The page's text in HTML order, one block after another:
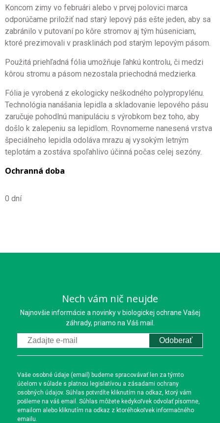
Koncom zimy vo februári alebo v prvej polovici marca
odporúčame priložiť nad starý lepový pás ešte jeden, aby sa
zabránilo v putovaní po kôre stromov aj tým húseniciam,
ktoré prezimovali v prasklinách pod starým lepovým pásom.
Použitá priehľadná fólia umožňuje ľahkú kontrolu, či medzi
kôrou stromu a pásom nezostala priechodná medzierka.
Fólia je vyrobená z ekologicky neškodného polypropylénu.
Technológia nanášania lepidla a skladovanie lepového pásu
zaručuje pohodlnú manipuláciu s výrobkom bez toho, aby
došlo k zalepeniu sa lepidlom. Rovnomerne nanesená vrstva
špeciálneho lepidla odoláva mrazu aj vysokým letným
teplotám a zostáva spoľahlivo účinná počas celej sezóny.
Ochranná doba
0 dní
Nech vám nič neujde
Najnovšie informácie a novinky v biologickej ochrane Vašej
záhrady, priamo na Váš mail.
Odoberať
Vaše osobné údaje (email) budeme spracovávať len za týmto
účelom v súlade s platnou legislatívou a zásadami ochrany
osobných údajov. Súhlas potvrdíte kliknutím na odkaz, ktorý vám
pošleme na váš email. Súhlas môžete kedykoľvek odvolať písomne,
emailom alebo kliknutím na odkaz z ktoréhokoľvek informačného
emailu.